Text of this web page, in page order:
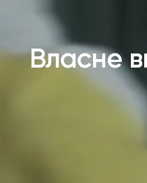
Власне